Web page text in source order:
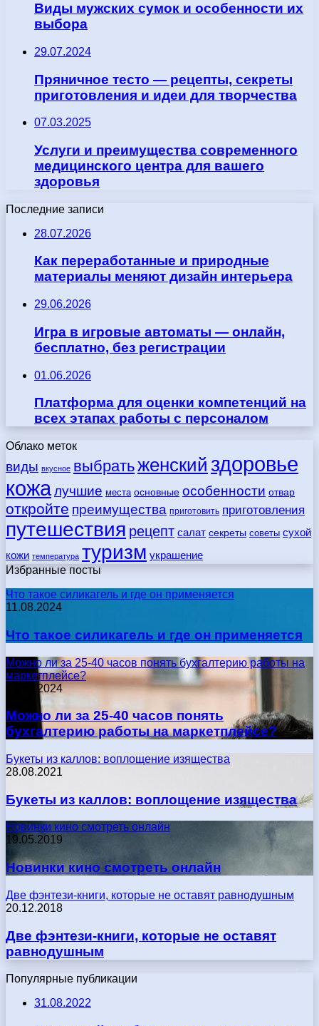
Виды мужских сумок и особенности их
выбора
29.07.2024
Пряничное тесто — рецепты, секреты
приготовления и идеи для творчества
07.03.2025
Услуги и преимущества современного
медицинского центра для вашего
здоровья
Последние записи
28.07.2026
Как переработанные и природные
материалы меняют дизайн интерьера
29.06.2026
Игра в игровые автоматы — онлайн,
бесплатно, без регистрации
01.06.2026
Платформа для оценки компетенций на
всех этапах работы с персоналом
Облако меток
виды вкусное выбратьженский здоровье
кожалучшие места основные особенности отвар
откройте преимущества приготовить приготовления
путешествия рецепт салат секреты советы сухой
кожи температура туризм украшение
Избранные посты
Что такое силикагель и где он применяется
11.08.2024
Что такое силикагель и где он применяется
Можно ли за 25-40 часов понять бухгалтерию работы на
маркетплейсе?
17.05.2024
Можно ли за 25-40 часов понять
бухгалтерию работы на маркетплейсе?
Букеты из каллов: воплощение изящества
28.08.2021
Букеты из каллов: воплощение изящества
Новинки кино смотреть онлайн
19.05.2019
Новинки кино смотреть онлайн
Две фэнтези-книги, которые не оставят равнодушным
20.12.2018
Две фэнтези-книги, которые не оставят
равнодушным
Популярные публикации
31.08.2022